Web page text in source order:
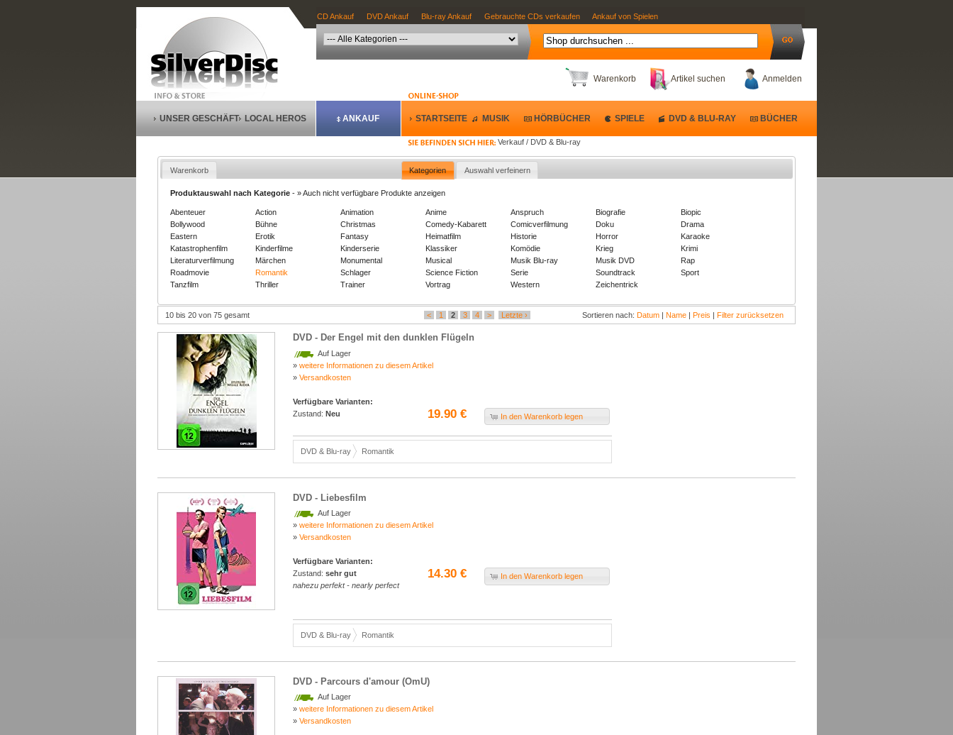
CD Ankauf DVD Ankauf Blu-ray Ankauf Gebrauchte CDs verkaufen Ankauf von Spielen
Anmelden
Artikel suchen
Warenkorb
Verkauf / DVD & Blu-ray
UNSER GESCHÄFT LOCAL HEROS ANKAUF STARTSEITE MUSIK HÖRBÜCHER SPIELE DVD & BLU-RAY BÜCHER
Warenkorb Kategorien Auswahl verfeinern
Produktauswahl nach Kategorie -» Auch nicht verfügbare Produkte anzeigen
Abenteuer Action Animation Anime Anspruch Biografie
Biopic
Bollywood
Bühne Christmas Comedy-Kabarett Comicverfilmung Doku
Drama
Eastern
Erotik Fantasy Heimatfilm Historie Horror
Karaoke
Katastrophenfilm
Kinderfilme Kinderserie Klassiker Komödie Krieg
Krimi
Literaturverfilmung
Märchen Monumental Musical Musik Blu-ray Musik DVD
Rap
Roadmovie
Romantik Schlager Science Fiction Serie Soundtrack
Sport
Tanzfilm
Thriller Trainer Vortrag Western Zeichentrick
10 bis 20 von 75 gesamt < 1 2 3 4 > Letzte › Sortieren nach: Datum Name Preis Filter zurücksetzen
DVD - Der Engel mit den dunklen Flügeln
Auf Lager
» weitere Informationen zu diesem Artikel
» Versandkosten
Verfügbare Varianten:
Zustand: Neu 19.90 € In den Warenkorb legen
DVD & Blu-ray Romantik
DVD - Liebesfilm
Auf Lager
» weitere Informationen zu diesem Artikel
» Versandkosten
Verfügbare Varianten:
Zustand: sehr gut
nahezu perfekt - nearly perfect
14.30 € In den Warenkorb legen
DVD & Blu-ray Romantik
DVD - Parcours d'amour (OmU)
Auf Lager
» weitere Informationen zu diesem Artikel
» Versandkosten